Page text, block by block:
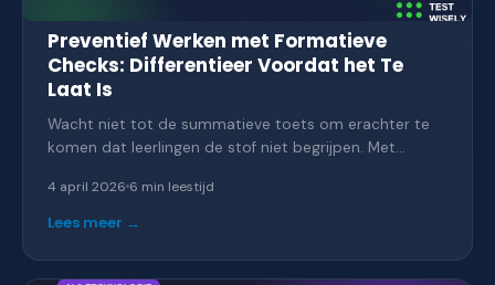
Preventief Werken met Formatieve
Checks: Differentieer Voordat het Te
Laat Is
Wacht niet tot de summatieve toets om erachter te
komen dat leerlingen de stof niet begrijpen. Met
real-time inzicht en kun je direct differentiëren.
4 april 2026 6 min leestijd
Lees meer →